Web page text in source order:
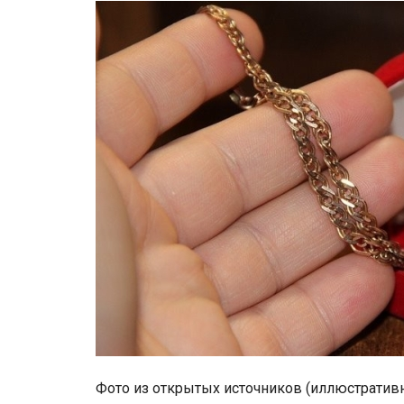
Фото из открытых источников